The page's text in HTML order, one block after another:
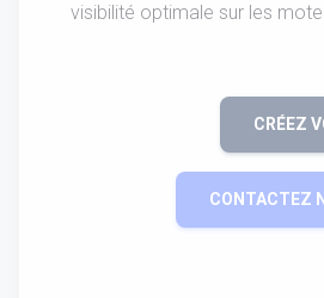
visibilité optimale sur les
CRÉEZ
CONTACTEZ